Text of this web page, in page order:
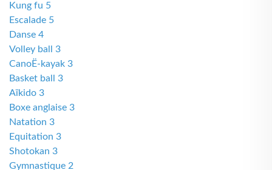
Kung fu 5
Escalade 5
Danse 4
Volley ball 3
CanoË-kayak 3
Basket ball 3
Aïkido 3
Boxe anglaise 3
Natation 3
Equitation 3
Shotokan 3
Gymnastique 2